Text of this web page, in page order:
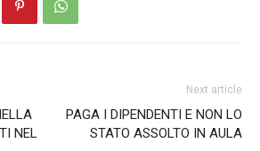
NEL
Next article
PAGA I DIPENDENTI E NON LO
STATO ASSOLTO IN AULA